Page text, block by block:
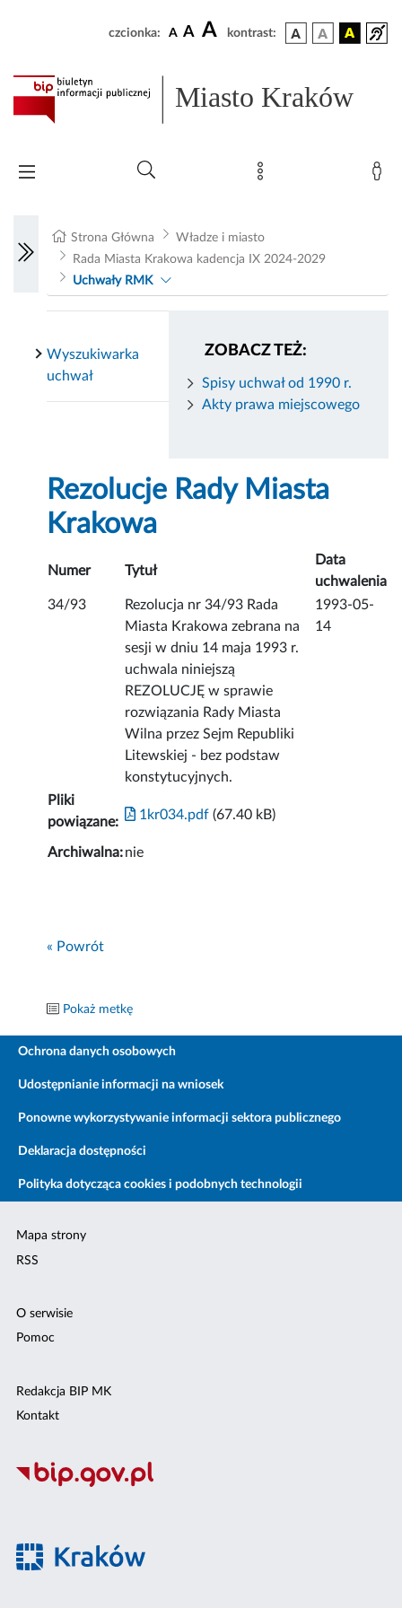
czcionka: A A A kontrast:
Miasto Kraków
Strona Główna
Władze i miasto
Rada Miasta Krakowa kadencja IX 2024-2029
Uchwały RMK
ZOBACZ TEŻ:
Spisy uchwał od 1990 r.
Akty prawa miejscowego
Wyszukiwarka
uchwał
Rezolucje Rady Miasta
Krakowa
Numer Tytuł
Data
uchwalenia
34/93
Rezolucja nr 34/93 Rada
Miasta Krakowa zebrana na
sesji w dniu 14 maja 1993 r.
uchwala niniejszą
REZOLUCJĘ w sprawie
rozwiązania Rady Miasta
Wilna przez Sejm Republiki
Litewskiej - bez podstaw
konstytucyjnych.
1993-05-
14
Pliki
powiązane:
1kr034.pdf (67.40 kB)
Archiwalna:nie
« Powrót
Pokaż metkę
Ochrona danych osobowych
Udostępnianie informacji na wniosek
Ponowne wykorzystywanie informacji sektora publicznego
Deklaracja dostępności
Polityka dotycząca cookies i podobnych technologii
Mapa strony
RSS
O serwisie
Pomoc
Redakcja BIP MK
Kontakt